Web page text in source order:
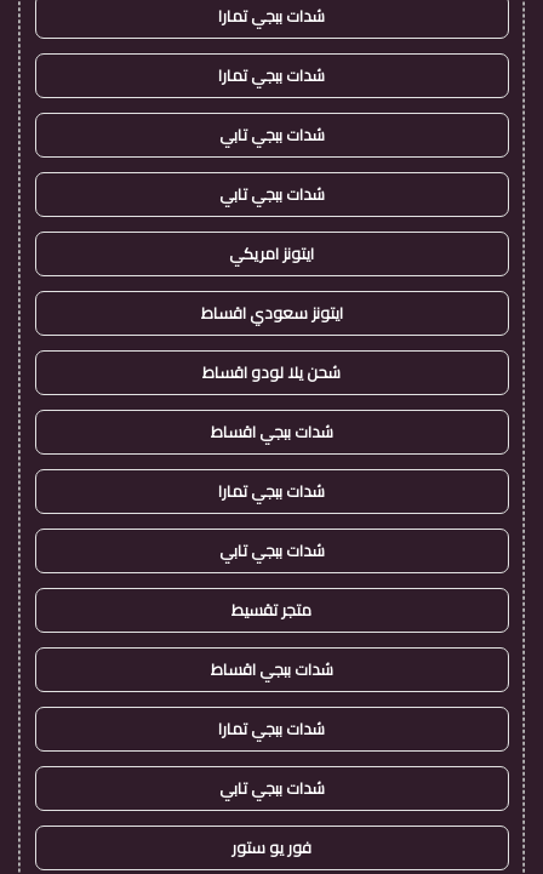
شدات ببجي تمارا
شدات ببجي تمارا
شدات ببجي تابي
شدات ببجي تابي
ايتونز امريكي
ايتونز سعودي اقساط
شحن يلا لودو اقساط
شدات ببجي اقساط
شدات ببجي تمارا
شدات ببجي تابي
متجر تقسيط
شدات ببجي اقساط
شدات ببجي تمارا
شدات ببجي تابي
فور يو ستور